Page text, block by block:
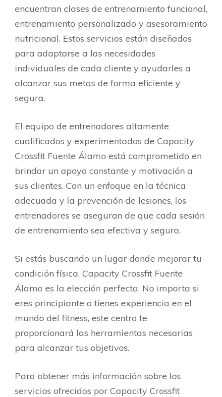
encuentran clases de entrenamiento funcional,
entrenamiento personalizado y asesoramiento
nutricional. Estos servicios están diseñados
para adaptarse a las necesidades
individuales de cada cliente y ayudarles a
alcanzar sus metas de forma eficiente y
segura.
El equipo de entrenadores altamente
cualificados y experimentados de Capacity
Crossfit Fuente Álamo está comprometido en
brindar un apoyo constante y motivación a
sus clientes. Con un enfoque en la técnica
adecuada y la prevención de lesiones, los
entrenadores se aseguran de que cada sesión
de entrenamiento sea efectiva y segura.
Si estás buscando un lugar donde mejorar tu
condición física, Capacity Crossfit Fuente
Álamo es la elección perfecta. No importa si
eres principiante o tienes experiencia en el
mundo del fitness, este centro te
proporcionará las herramientas necesarias
para alcanzar tus objetivos.
Para obtener más información sobre los
servicios ofrecidos por Capacity Crossfit